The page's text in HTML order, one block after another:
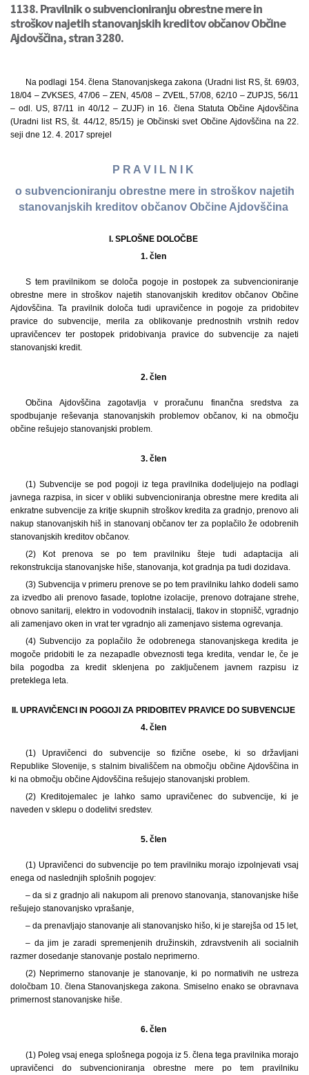
1138. Pravilnik o subvencioniranju obrestne mere in
stroškov najetih stanovanjskih kreditov občanov Občine
Ajdovščina, stran 3280.
Na podlagi 154. člena Stanovanjskega zakona (Uradni list RS, št. 69/03,
18/04 – ZVKSES, 47/06 – ZEN, 45/08 – ZVEtL, 57/08, 62/10 – ZUPJS, 56/11
– odl. US, 87/11 in 40/12 – ZUJF) in 16. člena Statuta Občine Ajdovščina
(Uradni list RS, št. 44/12, 85/15) je Občinski svet Občine Ajdovščina na 22.
seji dne 12. 4. 2017 sprejel
P R A V I L N I K
o subvencioniranju obrestne mere in stroškov najetih
stanovanjskih kreditov občanov Občine Ajdovščina
I. SPLOŠNE DOLOČBE
1. člen
S tem pravilnikom se določa pogoje in postopek za subvencioniranje
obrestne mere in stroškov najetih stanovanjskih kreditov občanov Občine
Ajdovščina. Ta pravilnik določa tudi upravičence in pogoje za pridobitev
pravice do subvencije, merila za oblikovanje prednostnih vrstnih redov
upravičencev ter postopek pridobivanja pravice do subvencije za najeti
stanovanjski kredit.
2. člen
Občina Ajdovščina zagotavlja v proračunu finančna sredstva za
spodbujanje reševanja stanovanjskih problemov občanov, ki na območju
občine rešujejo stanovanjski problem.
3. člen
(1) Subvencije se pod pogoji iz tega pravilnika dodeljujejo na podlagi
javnega razpisa, in sicer v obliki subvencioniranja obrestne mere kredita ali
enkratne subvencije za kritje skupnih stroškov kredita za gradnjo, prenovo ali
nakup stanovanjskih hiš in stanovanj občanov ter za poplačilo že odobrenih
stanovanjskih kreditov občanov.
(2) Kot prenova se po tem pravilniku šteje tudi adaptacija ali
rekonstrukcija stanovanjske hiše, stanovanja, kot gradnja pa tudi dozidava.
(3) Subvencija v primeru prenove se po tem pravilniku lahko dodeli samo
za izvedbo ali prenovo fasade, toplotne izolacije, prenovo dotrajane strehe,
obnovo sanitarij, elektro in vodovodnih instalacij, tlakov in stopnišč, vgradnjo
ali zamenjavo oken in vrat ter vgradnjo ali zamenjavo sistema ogrevanja.
(4) Subvencijo za poplačilo že odobrenega stanovanjskega kredita je
mogoče pridobiti le za nezapadle obveznosti tega kredita, vendar le, če je
bila pogodba za kredit sklenjena po zaključenem javnem razpisu iz
preteklega leta.
II. UPRAVIČENCI IN POGOJI ZA PRIDOBITEV PRAVICE DO SUBVENCIJE
4. člen
(1) Upravičenci do subvencije so fizične osebe, ki so državljani
Republike Slovenije, s stalnim bivališčem na območju občine Ajdovščina in
ki na območju občine Ajdovščina rešujejo stanovanjski problem.
(2) Kreditojemalec je lahko samo upravičenec do subvencije, ki je
naveden v sklepu o dodelitvi sredstev.
5. člen
(1) Upravičenci do subvencije po tem pravilniku morajo izpolnjevati vsaj
enega od naslednjih splošnih pogojev:
– da si z gradnjo ali nakupom ali prenovo stanovanja, stanovanjske hiše
rešujejo stanovanjsko vprašanje,
– da prenavljajo stanovanje ali stanovanjsko hišo, ki je starejša od 15 let,
– da jim je zaradi spremenjenih družinskih, zdravstvenih ali socialnih
razmer dosedanje stanovanje postalo neprimerno.
(2) Neprimerno stanovanje je stanovanje, ki po normativih ne ustreza
določbam 10. člena Stanovanjskega zakona. Smiselno enako se obravnava
primernost stanovanjske hiše.
6. člen
(1) Poleg vsaj enega splošnega pogoja iz 5. člena tega pravilnika morajo
upravičenci do subvencioniranja obrestne mere po tem pravilniku